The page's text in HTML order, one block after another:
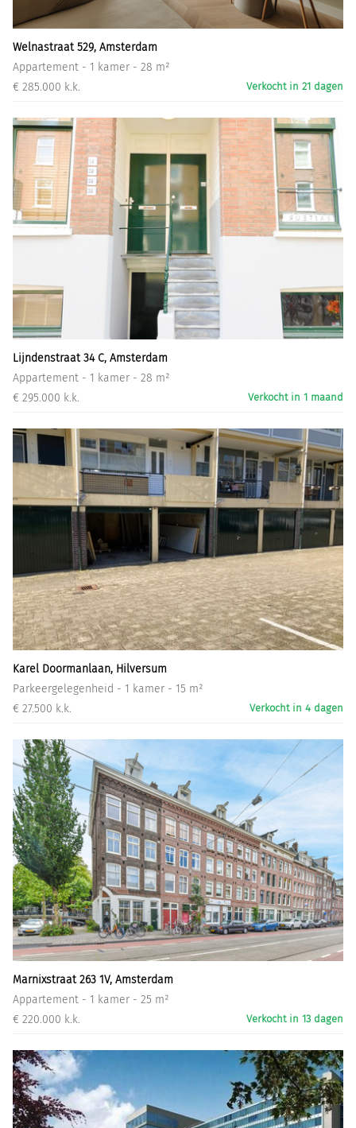
Welnastraat 529, Amsterdam
Appartement - 1 kamer - 28 m²
€ 285.000 k.k.
Verkocht in 21 dagen
Lijndenstraat 34 C, Amsterdam
Appartement - 1 kamer - 28 m²
€ 295.000 k.k.
Verkocht in 1 maand
Karel Doormanlaan, Hilversum
Parkeergelegenheid - 1 kamer - 15 m²
€ 27.500 k.k.
Verkocht in 4 dagen
Marnixstraat 263 1V, Amsterdam
Appartement - 1 kamer - 25 m²
€ 220.000 k.k.
Verkocht in 13 dagen